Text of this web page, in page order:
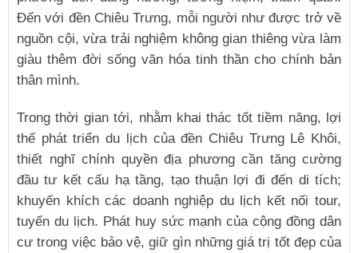
Đến với đền Chiêu Trưng, mỗi người như được trở về
nguồn cội, vừa trải nghiệm không gian thiêng vừa làm
giàu thêm đời sống văn hóa tinh thần cho chính bản
thân mình.
Trong thời gian tới, nhằm khai thác tốt tiềm năng, lợi
thế phát triển du lịch của đền Chiêu Trưng Lê Khôi,
thiết nghĩ chính quyền địa phương cần tăng cường
đầu tư kết cấu hạ tầng, tạo thuận lợi đi đến di tích;
khuyến khích các doanh nghiệp du lịch kết nối tour,
tuyến du lịch. Phát huy sức mạnh của cộng đồng dân
cư trong việc bảo vệ, giữ gìn những giá trị tốt đẹp của